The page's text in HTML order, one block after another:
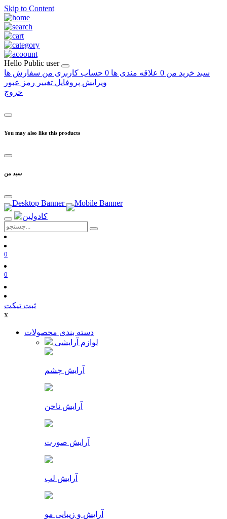
Skip to Content
Hello Public user
سبد خرید من 0 علاقه مندی ها 0 حساب کاربری من سفارش ها
ویرایش پروفایل تغییر رمز عبور
خروج
You may also like this products
سبد من
0
0
ثبت تیکت
x
دسته بندی محصولات
لوازم آرایشی
آرایش چشم
آرایش ناخن
آرایش صورت
آرایش لب
آرایش و زیبایی مو